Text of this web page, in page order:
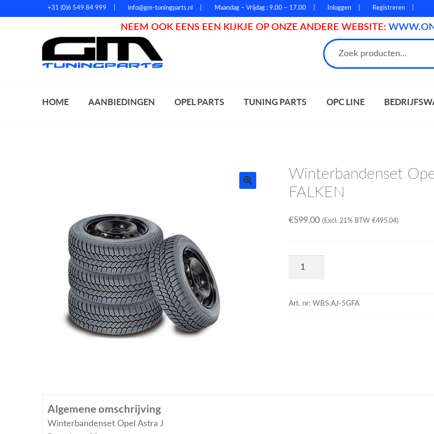
+31 (0)6 549 84 999 info@gm-tuningparts.nl Maandag – Vrijdag : 9.00 – 17.00 Inloggen Registreren
NEEM OOK EENS EEN KIJKJE OP ONZE ANDERE WEBSITE:
HOME AANBIEDINGEN OPEL PARTS TUNING PARTS OPC LINE
Winterbandenset
FALKEN
€599.00 (Excl. 21% BTW €495.04)
Art. nr: WBS.AJ-5GFA
Algemene omschrijving
Winterbandenset Opel Astra J